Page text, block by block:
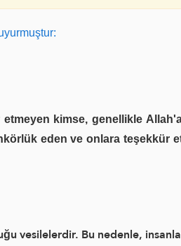
kimse, genellikle
eden ve onlara teşekkür
vesilelerdir. Bu nedenle,